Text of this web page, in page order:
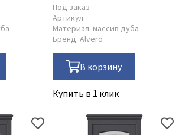
Под заказ
Артикул:
Материал: массив дуба
Бренд: Alvero
В корзину
Купить в 1 клик